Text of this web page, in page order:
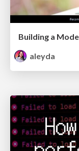
aleyda